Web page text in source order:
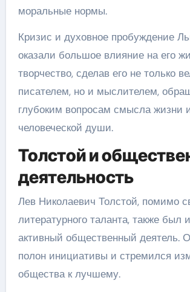
моральные нормы.
Кризис и духовное пробуждение
оказали большое влияние на его
творчество, сделав его не только
писателем, но и мыслителем,
глубоким вопросам смысла жизни
человеческой души.
Толстой и
деятельность
Лев Николаевич Толстой, помимо
литературного таланта, также был
активный общественный деятель.
полон инициативы и стремился
общества к лучшему.